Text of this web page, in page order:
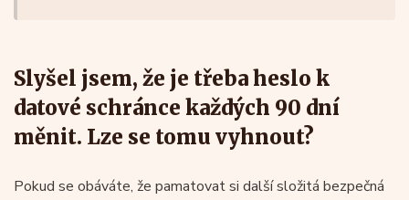
Slyšel jsem, že je třeba heslo k
datové schránce každých 90 dní
měnit. Lze se tomu vyhnout?
Pokud se obáváte, že pamatovat si další složitá bezpečná